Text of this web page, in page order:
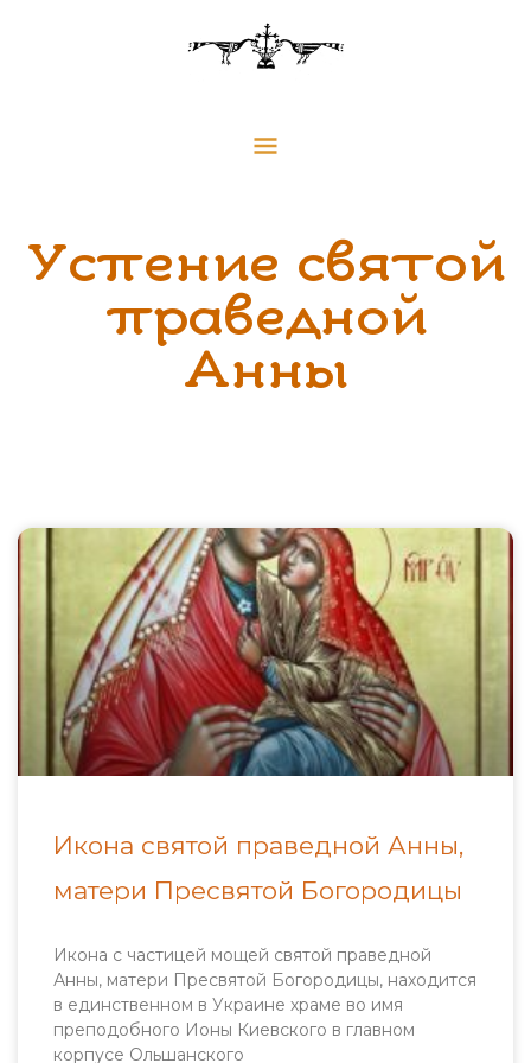
Главное
Успение святой
праведной
Анны
Икона святой праведной Анны,
матери Пресвятой Богородицы
Икона с частицей мощей святой праведной
Анны, матери Пресвятой Богородицы, находится
в единственном в Украине храме во имя
преподобного Ионы Киевского в главном
корпусе Ольшанского